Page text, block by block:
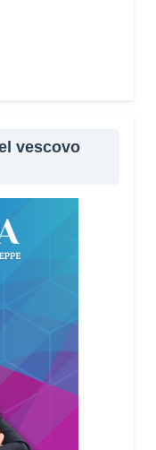
vescovo